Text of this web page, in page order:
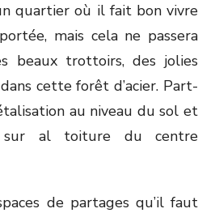
quartier où il fait bon vivre
mais cela ne passera
beaux trottoirs, des jolies
cette forêt d’acier. Part-
au niveau du sol et
sur al toiture du centre
de partages qu’il faut